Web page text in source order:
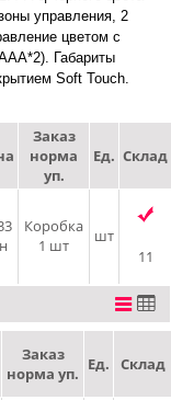
управления, 2
цветом с
Габариты
Soft Touch.
Заказ
норма
уп.
Ед. Склад
Коробка
1 шт
шт
11
Заказ
норма уп. Ед. Склад